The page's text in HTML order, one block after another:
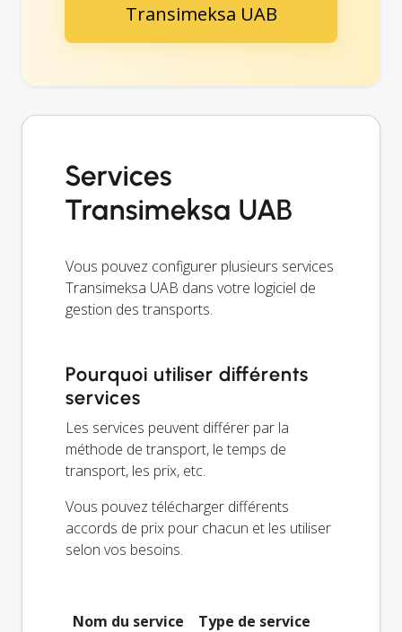
Transimeksa UAB
Services
Transimeksa UAB
Vous pouvez configurer plusieurs services
Transimeksa UAB dans votre logiciel de
gestion des transports.
Pourquoi utiliser différents
services
Les services peuvent différer par la
méthode de transport, le temps de
transport, les prix, etc.
Vous pouvez télécharger différents
accords de prix pour chacun et les utiliser
selon vos besoins.
Nom du service
Type de service